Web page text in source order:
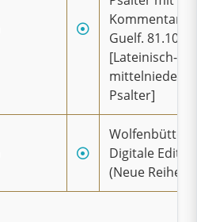
Kommentar
Guelf. 81.10
[Lateinisch-
Psalter]
Digitale
(Neue Reihe)